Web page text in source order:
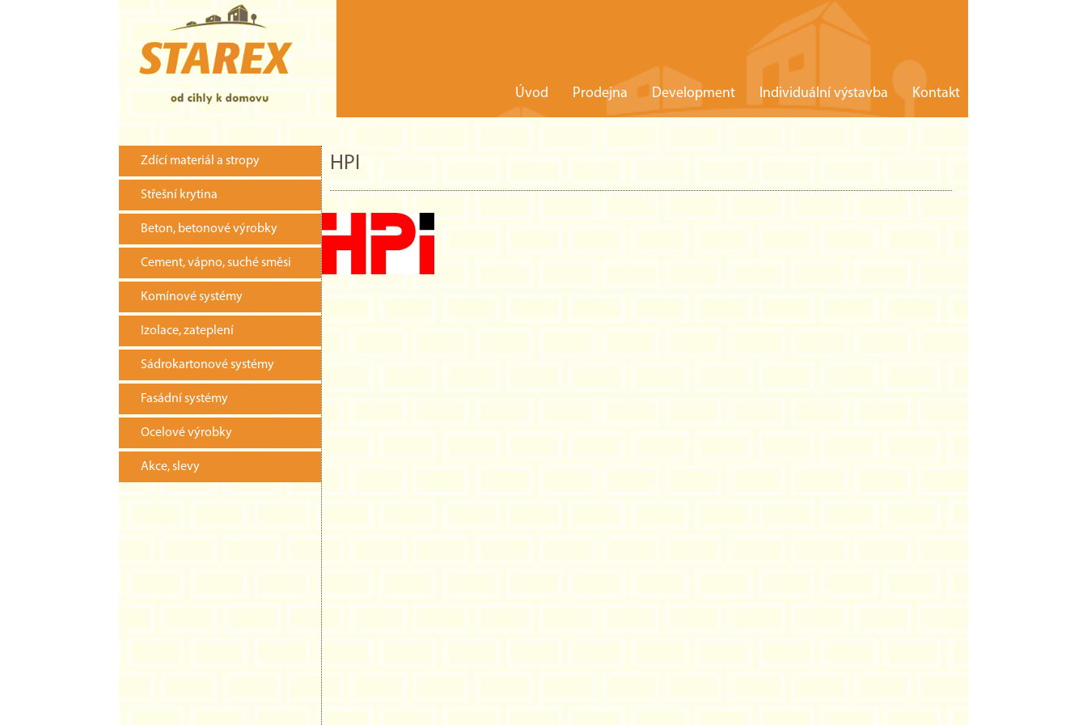
Úvod Prodejna Development Individuální výstavba Kontakt
Zdící materiál a stropy
Střešní krytina
Beton, betonové výrobky
Cement, vápno, suché směsi
Komínové systémy
Izolace, zateplení
Sádrokartonové systémy
Fasádní systémy
Ocelové výrobky
Akce, slevy
HPI